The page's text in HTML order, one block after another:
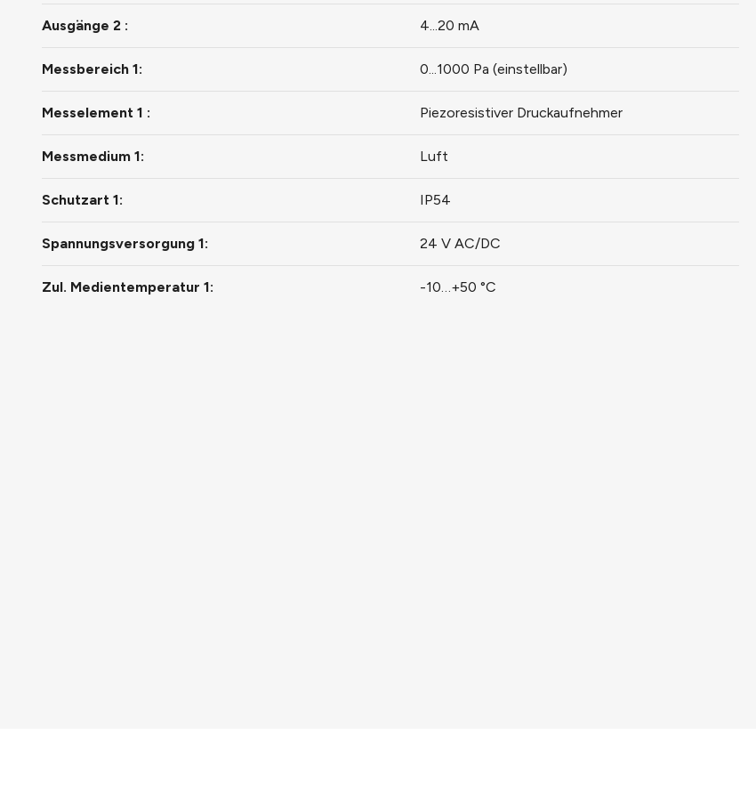
Ausgänge 2 : 4...20 mA
Messbereich 1: 0...1000 Pa (einstellbar)
Messelement 1 : Piezoresistiver Druckaufnehmer
Messmedium 1: Luft
Schutzart 1: IP54
Spannungsversorgung 1: 24 V AC/DC
Zul. Medientemperatur 1: -10…+50 °C